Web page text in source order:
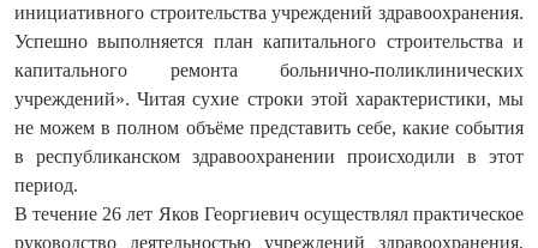
инициативного строительства учреждений здравоохранения.
Успешно выполняется план капитального строительства и
капитального ремонта больнично-поликлинических
учреждений». Читая сухие строки этой характеристики, мы
не можем в полном объёме представить себе, какие события
в республиканском здравоохранении происходили в этот
период.
В течение 26 лет Яков Георгиевич осуществлял практическое
руководство деятельностью учреждений здравоохранения,